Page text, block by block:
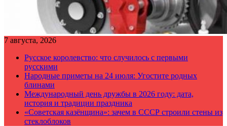
7 августа, 2026
Русское королевство: что случилось с первыми
русскими
Народные приметы на 24 июля: Угостите родных
блинами
Международный день дружбы в 2026 году: дата,
история и традиции праздника
«Советская казёнщина»: зачем в СССР строили стены из
стеклоблоков